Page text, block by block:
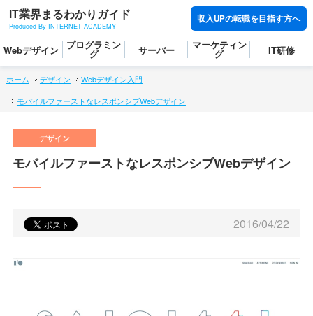
IT業界まるわかりガイド
Produced By INTERNET ACADEMY
収入UPの転職を目指す方へ
Webデザイン プログラミン
グ サーバー マーケティン
グ IT研修
ホーム デザイン
Webデザイン入門
モバイルファーストなレスポンシブWebデザイン
モバイルファーストなレスポンシブWebデザイン
2016/04/22